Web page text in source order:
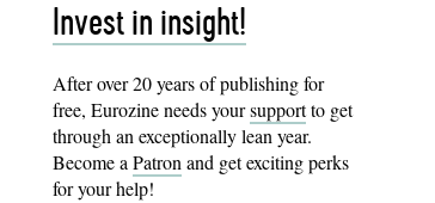
Invest in insight!
After over 20 years of publishing for
free, Eurozine needs yoursupportto get
through an exceptionally lean year.
Become aPatronand get exciting perks
for your help!